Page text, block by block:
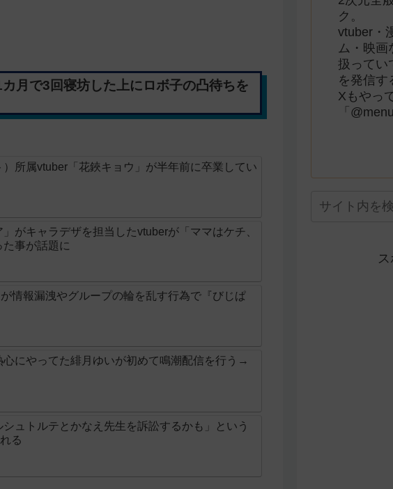
月で3回寝坊した上にロボ子の凸待ちを
所属vtuber「花鋏キョウ」が半年前に卒業してい
がキャラデザを担当したvtuberが「ママはケチ、
事が話題に
情報漏洩やグループの輪を乱す行為で『びじぱ
にやってた緋月ゆいが初めて鳴潮配信を行う→
ュトルテとかなえ先生を訴訟するかも」という
る
ク。
vtuber・
ム・映画
扱ってい
を発信す
Xもやっ
「